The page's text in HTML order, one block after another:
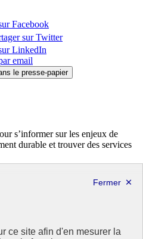
ce site afin d'en mesurer la
Facebook
sur Twitter
LinkedIn
email
le presse-papier
s’informer sur les enjeux de
durable et trouver des services
fenêtre